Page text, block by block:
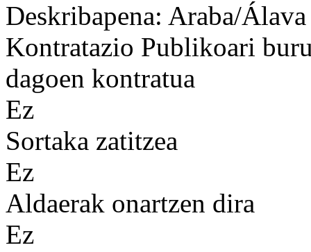
Deskribapena: Araba/Álava
Kontratazio Publikoari
dagoen kontratua
Ez
Sortaka zatitzea
Ez
Aldaerak onartzen dira
Ez